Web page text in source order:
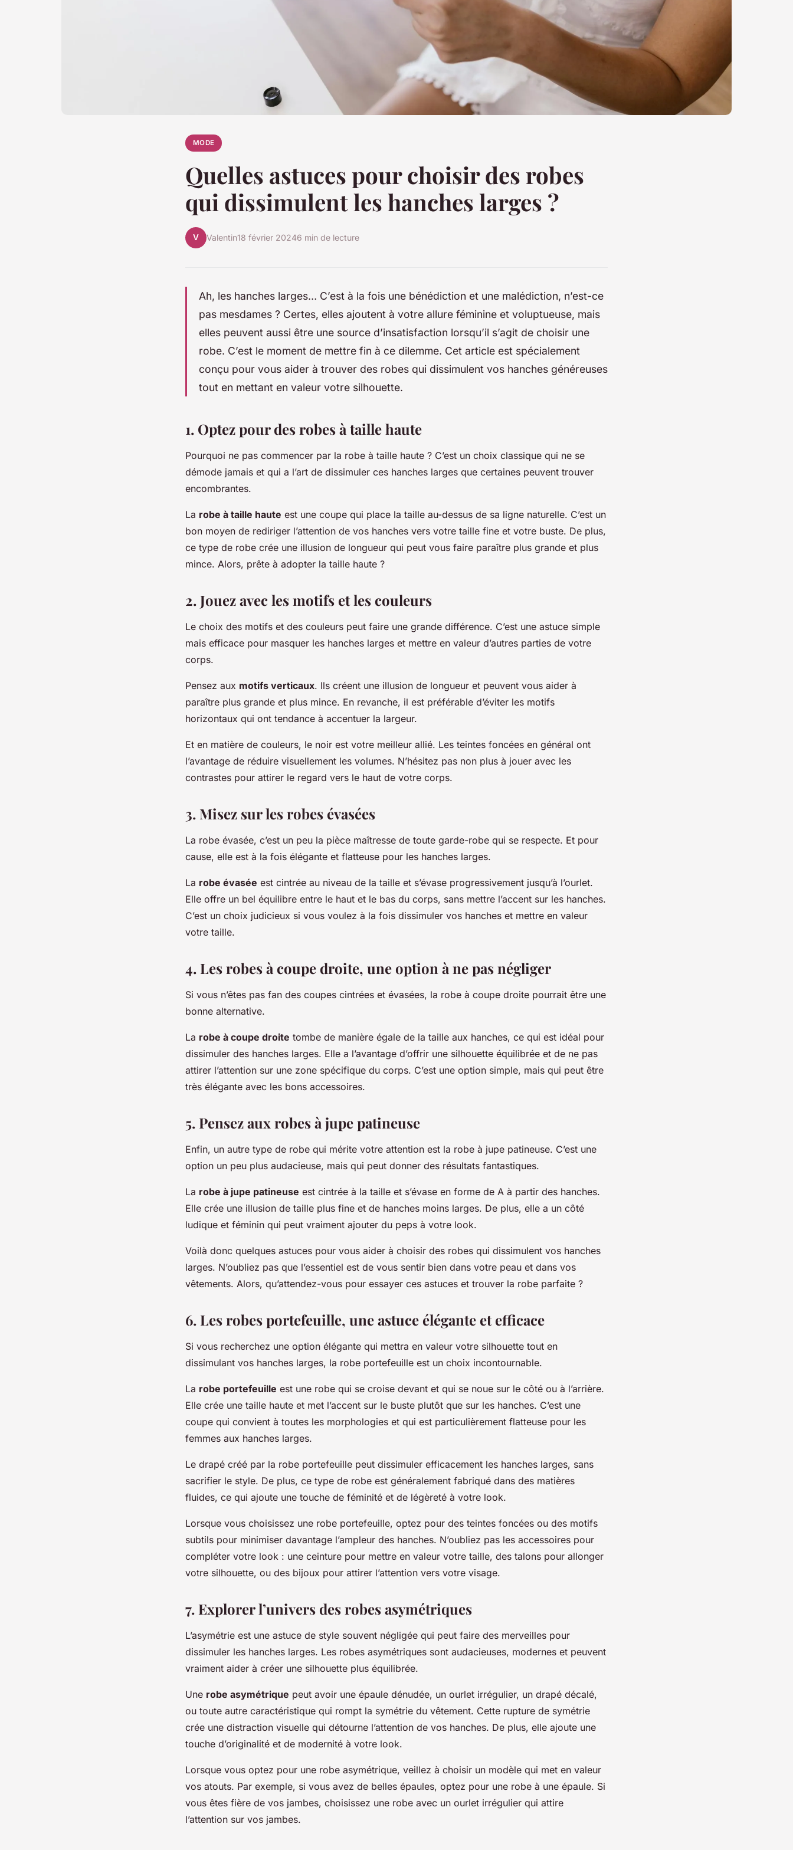
MODE
Quelles astuces pour choisir des robes
qui dissimulent les hanches larges ?
V Valentin18 février 20246 min de lecture
Ah, les hanches larges… C’est à la fois une bénédiction et une malédiction, n’est-ce
pas mesdames ? Certes, elles ajoutent à votre allure féminine et voluptueuse, mais
elles peuvent aussi être une source d’insatisfaction lorsqu’il s’agit de choisir une
robe. C’est le moment de mettre fin à ce dilemme. Cet article est spécialement
conçu pour vous aider à trouver des robes qui dissimulent vos hanches généreuses
tout en mettant en valeur votre silhouette.
1. Optez pour des robes à taille haute
Pourquoi ne pas commencer par la robe à taille haute ? C’est un choix classique qui ne se
démode jamais et qui a l’art de dissimuler ces hanches larges que certaines peuvent trouver
encombrantes.
La robe à taille haute est une coupe qui place la taille au-dessus de sa ligne naturelle. C’est un
bon moyen de rediriger l’attention de vos hanches vers votre taille fine et votre buste. De plus,
ce type de robe crée une illusion de longueur qui peut vous faire paraître plus grande et plus
mince. Alors, prête à adopter la taille haute ?
2. Jouez avec les motifs et les couleurs
Le choix des motifs et des couleurs peut faire une grande différence. C’est une astuce simple
mais efficace pour masquer les hanches larges et mettre en valeur d’autres parties de votre
corps.
Pensez aux motifs verticaux. Ils créent une illusion de longueur et peuvent vous aider à
paraître plus grande et plus mince. En revanche, il est préférable d’éviter les motifs
horizontaux qui ont tendance à accentuer la largeur.
Et en matière de couleurs, le noir est votre meilleur allié. Les teintes foncées en général ont
l’avantage de réduire visuellement les volumes. N’hésitez pas non plus à jouer avec les
contrastes pour attirer le regard vers le haut de votre corps.
3. Misez sur les robes évasées
La robe évasée, c’est un peu la pièce maîtresse de toute garde-robe qui se respecte. Et pour
cause, elle est à la fois élégante et flatteuse pour les hanches larges.
La robe évasée est cintrée au niveau de la taille et s’évase progressivement jusqu’à l’ourlet.
Elle offre un bel équilibre entre le haut et le bas du corps, sans mettre l’accent sur les hanches.
C’est un choix judicieux si vous voulez à la fois dissimuler vos hanches et mettre en valeur
votre taille.
4. Les robes à coupe droite, une option à ne pas négliger
Si vous n’êtes pas fan des coupes cintrées et évasées, la robe à coupe droite pourrait être une
bonne alternative.
La robe à coupe droite tombe de manière égale de la taille aux hanches, ce qui est idéal pour
dissimuler des hanches larges. Elle a l’avantage d’offrir une silhouette équilibrée et de ne pas
attirer l’attention sur une zone spécifique du corps. C’est une option simple, mais qui peut être
très élégante avec les bons accessoires.
5. Pensez aux robes à jupe patineuse
Enfin, un autre type de robe qui mérite votre attention est la robe à jupe patineuse. C’est une
option un peu plus audacieuse, mais qui peut donner des résultats fantastiques.
La robe à jupe patineuse est cintrée à la taille et s’évase en forme de A à partir des hanches.
Elle crée une illusion de taille plus fine et de hanches moins larges. De plus, elle a un côté
ludique et féminin qui peut vraiment ajouter du peps à votre look.
Voilà donc quelques astuces pour vous aider à choisir des robes qui dissimulent vos hanches
larges. N’oubliez pas que l’essentiel est de vous sentir bien dans votre peau et dans vos
vêtements. Alors, qu’attendez-vous pour essayer ces astuces et trouver la robe parfaite ?
6. Les robes portefeuille, une astuce élégante et efficace
Si vous recherchez une option élégante qui mettra en valeur votre silhouette tout en
dissimulant vos hanches larges, la robe portefeuille est un choix incontournable.
La robe portefeuille est une robe qui se croise devant et qui se noue sur le côté ou à l’arrière.
Elle crée une taille haute et met l’accent sur le buste plutôt que sur les hanches. C’est une
coupe qui convient à toutes les morphologies et qui est particulièrement flatteuse pour les
femmes aux hanches larges.
Le drapé créé par la robe portefeuille peut dissimuler efficacement les hanches larges, sans
sacrifier le style. De plus, ce type de robe est généralement fabriqué dans des matières
fluides, ce qui ajoute une touche de féminité et de légèreté à votre look.
Lorsque vous choisissez une robe portefeuille, optez pour des teintes foncées ou des motifs
subtils pour minimiser davantage l’ampleur des hanches. N’oubliez pas les accessoires pour
compléter votre look : une ceinture pour mettre en valeur votre taille, des talons pour allonger
votre silhouette, ou des bijoux pour attirer l’attention vers votre visage.
7. Explorer l’univers des robes asymétriques
L’asymétrie est une astuce de style souvent négligée qui peut faire des merveilles pour
dissimuler les hanches larges. Les robes asymétriques sont audacieuses, modernes et peuvent
vraiment aider à créer une silhouette plus équilibrée.
Une robe asymétrique peut avoir une épaule dénudée, un ourlet irrégulier, un drapé décalé,
ou toute autre caractéristique qui rompt la symétrie du vêtement. Cette rupture de symétrie
crée une distraction visuelle qui détourne l’attention de vos hanches. De plus, elle ajoute une
touche d’originalité et de modernité à votre look.
Lorsque vous optez pour une robe asymétrique, veillez à choisir un modèle qui met en valeur
vos atouts. Par exemple, si vous avez de belles épaules, optez pour une robe à une épaule. Si
vous êtes fière de vos jambes, choisissez une robe avec un ourlet irrégulier qui attire
l’attention sur vos jambes.